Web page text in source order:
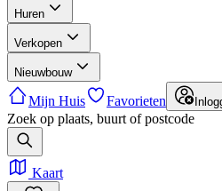
Huren
Verkopen
Nieuwbouw
Mijn Huis Favorieten
Zoek op plaats, buurt of postcode
Kaart